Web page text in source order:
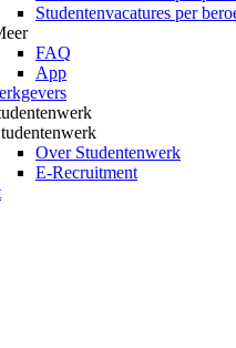
Studentenvacatures per
FAQ
App
Over Studentenwerk
E-Recruitment